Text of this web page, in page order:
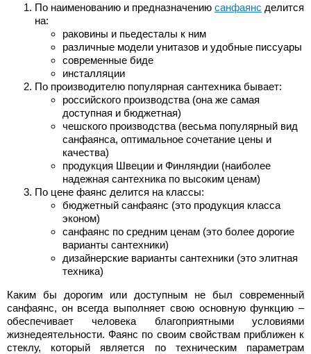
По наименованию и предназначению санфаянс делится
на:
раковины и пьедесталы к ним
различные модели унитазов и удобные писсуары
современные биде
инсталляции
По производителю популярная сантехника бывает:
российского производства (она же самая
доступная и бюджетная)
чешского производства (весьма популярный вид
санфаянса, оптимальное сочетание цены и
качества)
продукция Швеции и Финляндии (наиболее
надежная сантехника по высоким ценам)
По цене фаянс делится на классы:
бюджетный санфаянс (это продукция класса
эконом)
санфаянс по средним ценам (это более дорогие
варианты сантехники)
дизайнерские варианты сантехники (это элитная
техника)
Каким бы дорогим или доступным не был современный
санфаянс, он всегда выполняет свою основную функцию –
обеспечивает человека благоприятными условиями
жизнедеятельности. Фаянс по своим свойствам приближен к
стеклу, который является по техническим параметрам